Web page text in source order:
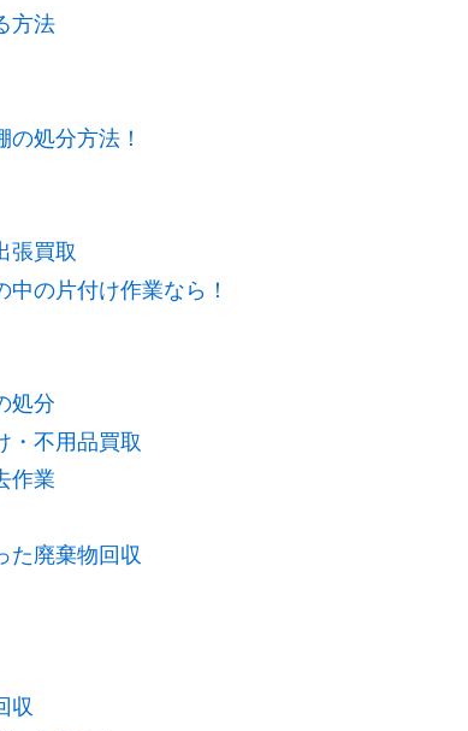
方法
処分方法！
張買取
の片付け作業なら！
処分
・不用品買取
作業
た廃棄物回収
収